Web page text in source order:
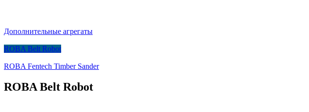
Дополнительные агрегаты
ROBA Belt Robot
ROBA Fentech Timber Sander
ROBA Belt Robot